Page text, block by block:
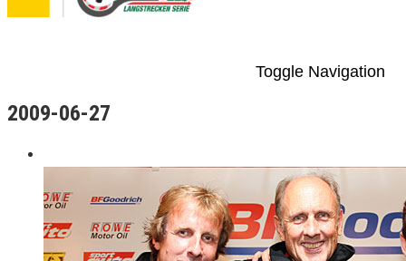
Toggle Navigation
2009-06-27